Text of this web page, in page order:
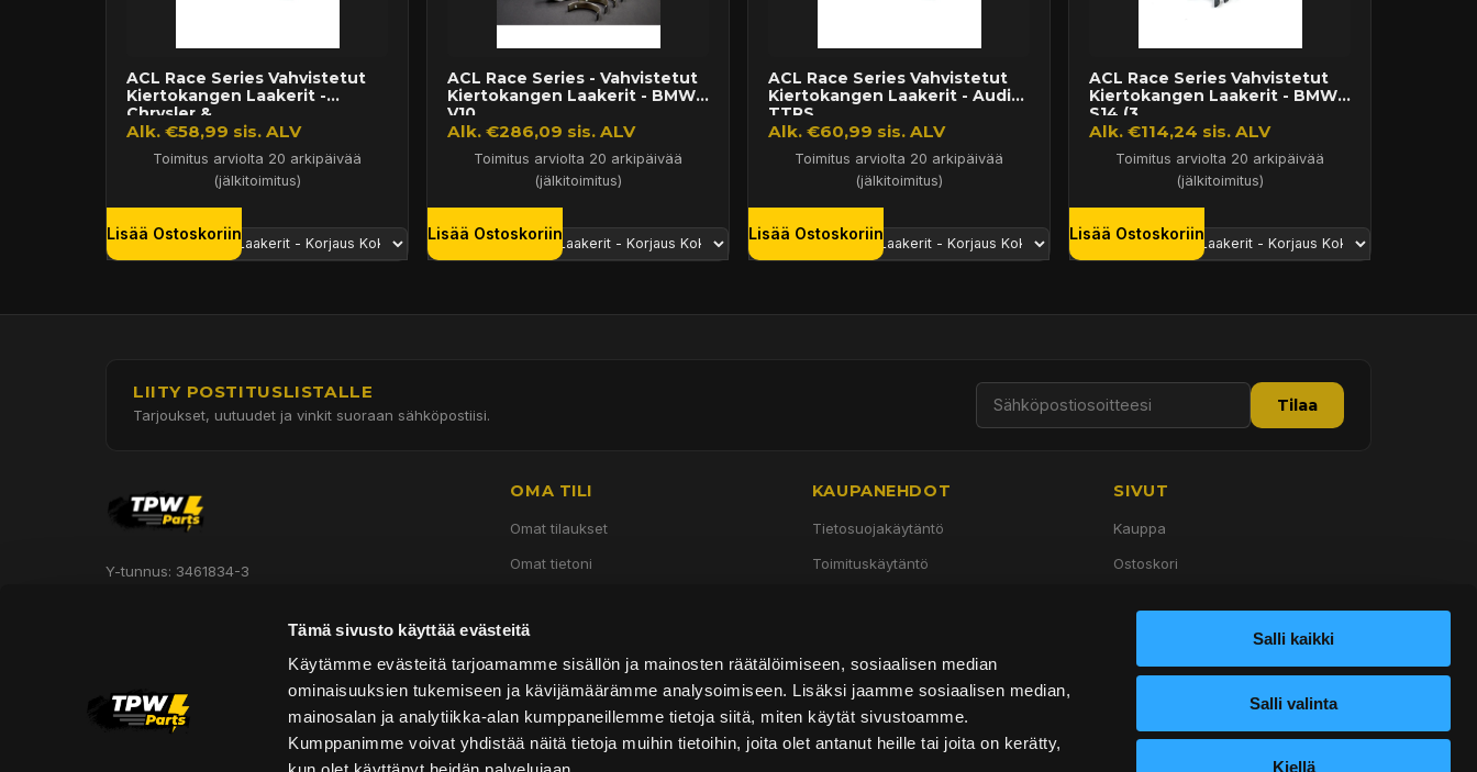
Tämä sivusto käyttää evästeitä
Käytämme evästeitä tarjoamamme sisällön ja mainosten räätälöimiseen, sosiaalisen median
ominaisuuksien tukemiseen ja kävijämäärämme analysoimiseen. Lisäksi jaamme sosiaalisen median,
mainosalan ja analytiikka-alan kumppaneillemme tietoja siitä, miten käytät sivustoamme.
Kumppanimme voivat yhdistää näitä tietoja muihin tietoihin, joita olet antanut heille tai joita on kerätty,
Salli kaikki
Salli valinta
Kiellä
ACL Race Series Vahvistetut
Kiertokangen Laakerit -
Chrysler &...
Alk. €58,99 sis. ALV
Toimitus arviolta 20 arkipäivää
(jälkitoimitus)
Lisää Ostoskoriin
ACL Race Series - Vahvistetut
Kiertokangen Laakerit - BMW
V10 ...
Alk. €286,09 sis. ALV
Toimitus arviolta 20 arkipäivää
(jälkitoimitus)
Lisää Ostoskoriin
ACL Race Series Vahvistetut
Kiertokangen Laakerit - Audi
TTRS,...
Alk. €60,99 sis. ALV
Toimitus arviolta 20 arkipäivää
(jälkitoimitus)
Lisää Ostoskoriin
ACL Race Series Vahvistetut
Kiertokangen Laakerit - BMW
S14 (3...
Alk. €114,24 sis. ALV
Toimitus arviolta 20 arkipäivää
(jälkitoimitus)
Lisää Ostoskoriin
LIITY POSTITUSLISTALLE
Tarjoukset, uutuudet ja vinkit suoraan sähköpostiisi.
Tilaa
Y-tunnus: 3461834-3
Asiakaspalvelu:
asiakaspalvelu@tpwparts.com
OMA TILI
Omat tilaukset
Omat tietoni
KAUPANEHDOT
Tietosuojakäytäntö
Toimituskäytäntö
SIVUT
Kauppa
Ostoskori
Yhteystiedot